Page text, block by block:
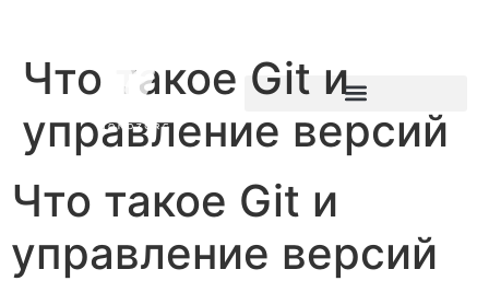
Что такое Git и
управление версий
Что такое Git и
управление версий